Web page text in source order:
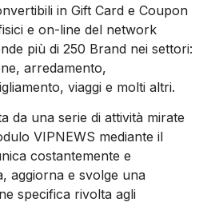
in Gift Card e Coupon
e on-line del network
più di 250 Brand nei settori:
arredamento,
viaggi e molti altri.
da una serie di attività mirate
VIPNEWS mediante il
costantemente e
aggiorna e svolge una
specifica rivolta agli